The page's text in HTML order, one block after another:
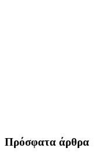
Πρόσφατα άρθρα